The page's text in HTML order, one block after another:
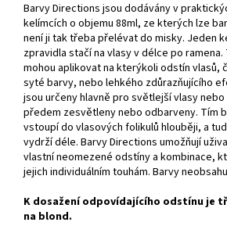
Barvy Directions jsou dodávány v
kelímcích o objemu 88ml, ze kterých lze
není ji tak třeba přelévat do misky. Jeden
zpravidla stačí na vlasy v délce po
mohou aplikovat na kterýkoli odstín vlasů,
syté barvy, nebo lehkého zdůrazňujícího
jsou určeny hlavně pro světlejší vlasy
předem zesvětleny nebo odbarveny. Tím
vstoupí do vlasových folikulů hlouběji, a
vydrží déle. Barvy Directions umožňují
vlastní neomezené odstíny a kombinace,
jejich individuálním touhám. Barvy
K dosažení odpovídajícího odstínu je
na blond.